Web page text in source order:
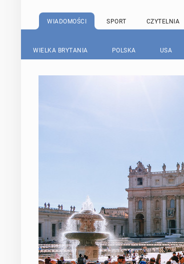
WIADOMOŚCI SPORT CZYTELNIA
WIELKA BRYTANIA POLSKA USA